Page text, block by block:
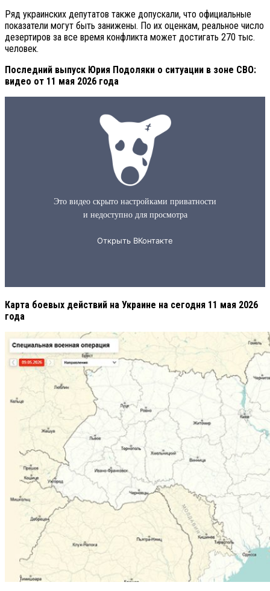
Ряд украинских депутатов также допускали, что официальные
показатели могут быть занижены. По их оценкам, реальное число
дезертиров за все время конфликта может достигать 270 тыс.
человек.
Последний выпуск Юрия Подоляки о ситуации в зоне СВО:
видео от 11 мая 2026 года
Карта боевых действий на Украине на сегодня 11 мая 2026
года